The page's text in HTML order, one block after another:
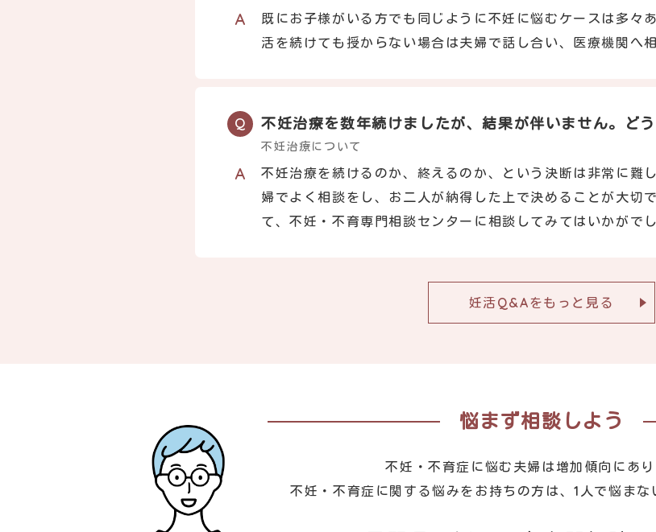
既にお子様がいる方でも同じように不妊に悩むケースは多々
活を続けても授からない場合は夫婦で話し合い、医療機関へ
不妊治療を数年続けましたが、結果が伴いません。ど
不妊治療について
不妊治療を続けるのか、終えるのか、という決断は非常に難
婦でよく相談をし、お二人が納得した上で決めることが大切
て、不妊・不育専門相談センターに相談してみてはいかがでし
妊活Q&Aをもっと見る
悩まず相談しよう
不妊・不育症に悩む夫婦は増加傾向にあり
不妊・不育症に関する悩みをお持ちの方は、1人で悩まな